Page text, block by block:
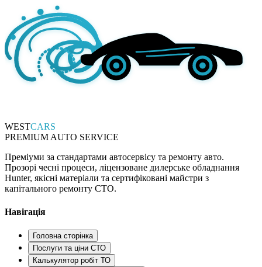
WESTCARS
PREMIUM AUTO SERVICE
Преміуми за стандартами автосервісу та ремонту авто.
Прозорі чесні процеси, ліцензоване дилерське обладнання
Hunter, якісні матеріали та сертифіковані майстри з
капітального ремонту СТО.
Навігація
Головна сторінка
Послуги та ціни СТО
Калькулятор робіт ТО